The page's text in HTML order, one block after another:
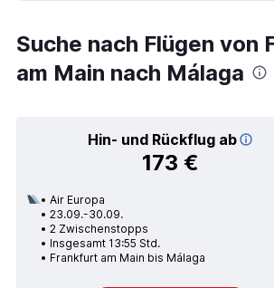
Suche nach Flügen von
am Main nach Málaga
Hin- und Rückflug ab
173 €
Air Europa
23.09.-30.09.
2 Zwischenstopps
Insgesamt 13:55 Std.
Frankfurt am Main bis Málaga